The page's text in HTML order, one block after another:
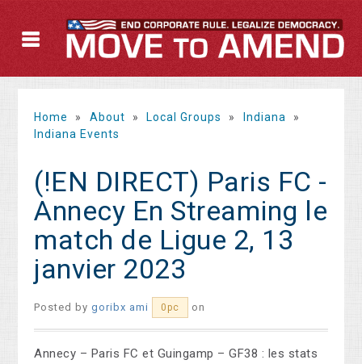
Home » About » Local Groups » Indiana
»
Indiana Events
(!EN DIRECT) Paris FC -
Annecy En Streaming le
match de Ligue 2, 13
janvier 2023
Posted bygoribx ami 0pc on
Annecy – Paris FC et Guingamp – GF38 : les stats